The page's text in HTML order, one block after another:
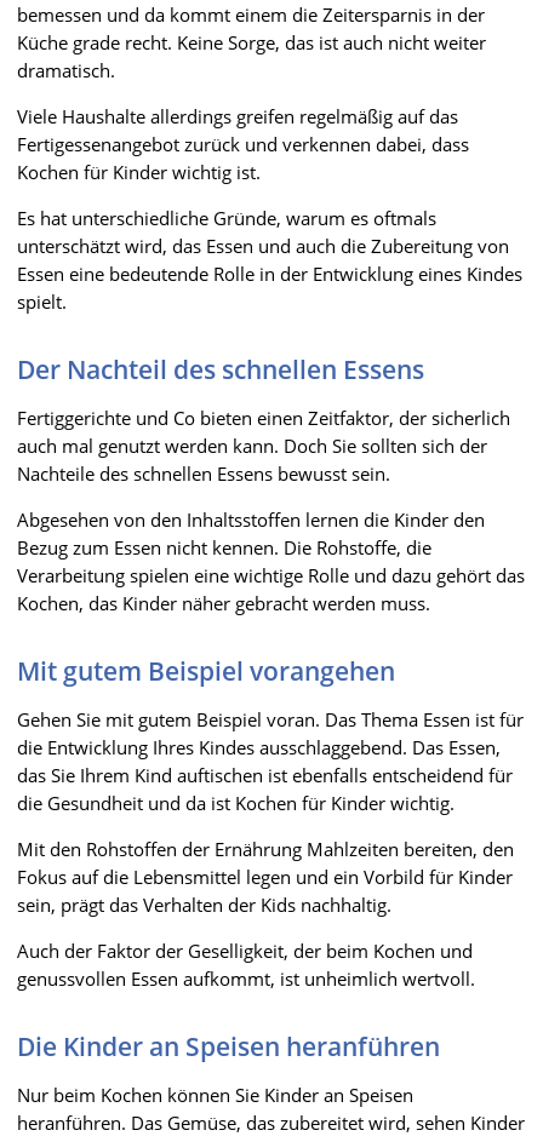
bemessen und da kommt einem die Zeitersparnis in der
Küche grade recht. Keine Sorge, das ist auch nicht weiter
dramatisch.
Viele Haushalte allerdings greifen regelmäßig auf das
Fertigessenangebot zurück und verkennen dabei, dass
Kochen für Kinder wichtig ist.
Es hat unterschiedliche Gründe, warum es oftmals
unterschätzt wird, das Essen und auch die Zubereitung von
Essen eine bedeutende Rolle in der Entwicklung eines Kindes
spielt.
Der Nachteil des schnellen Essens
Fertiggerichte und Co bieten einen Zeitfaktor, der sicherlich
auch mal genutzt werden kann. Doch Sie sollten sich der
Nachteile des schnellen Essens bewusst sein.
Abgesehen von den Inhaltsstoffen lernen die Kinder den
Bezug zum Essen nicht kennen. Die Rohstoffe, die
Verarbeitung spielen eine wichtige Rolle und dazu gehört das
Kochen, das Kinder näher gebracht werden muss.
Mit gutem Beispiel vorangehen
Gehen Sie mit gutem Beispiel voran. Das Thema Essen ist für
die Entwicklung Ihres Kindes ausschlaggebend. Das Essen,
das Sie Ihrem Kind auftischen ist ebenfalls entscheidend für
die Gesundheit und da ist Kochen für Kinder wichtig.
Mit den Rohstoffen der Ernährung Mahlzeiten bereiten, den
Fokus auf die Lebensmittel legen und ein Vorbild für Kinder
sein, prägt das Verhalten der Kids nachhaltig.
Auch der Faktor der Geselligkeit, der beim Kochen und
genussvollen Essen aufkommt, ist unheimlich wertvoll.
Die Kinder an Speisen heranführen
Nur beim Kochen können Sie Kinder an Speisen
heranführen. Das Gemüse, das zubereitet wird, sehen Kinder